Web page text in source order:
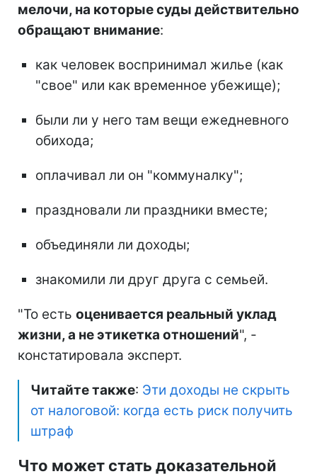
мелочи, на которые суды действительно
обращают внимание:
как человек воспринимал жилье (как
"свое" или как временное убежище);
были ли у него там вещи ежедневного
обихода;
оплачивал ли он "коммуналку";
праздновали ли праздники вместе;
объединяли ли доходы;
знакомили ли друг друга с семьей.
"То есть оценивается реальный уклад
жизни, а не этикетка отношений", -
констатировала эксперт.
Читайте также: Эти доходы не скрыть
от налоговой: когда есть риск получить
штраф
Что может стать доказательной